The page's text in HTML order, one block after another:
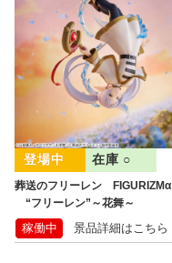
葬送のフリーレン FIGURIZMα
“フリーレン”～花舞～
在庫 ○
稼働中